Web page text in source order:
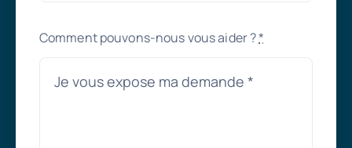
Comment pouvons-nous vous aider ?*